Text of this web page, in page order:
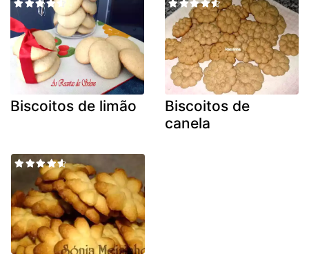
Biscoitos de limão
Biscoitos de
canela